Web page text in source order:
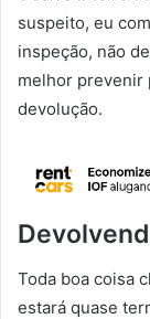
suspeito, eu
inspeção, não
melhor prevenir
devolução.
Toda boa coisa
estará quase